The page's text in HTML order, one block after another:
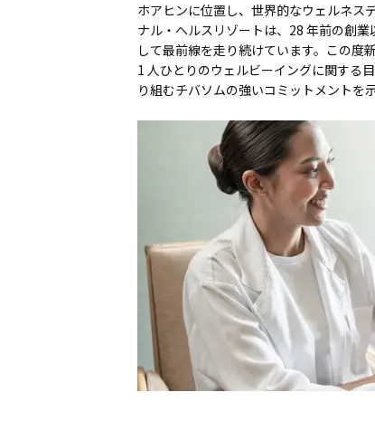
ホアヒンに位置し、世界的なウェルネス
ナル・ヘルスリゾートは、28 年前の創
して最前線を走り続けています。この度
1 人ひとりのウェルビーイングに関する
り組むチバソムの強いコミットメントを